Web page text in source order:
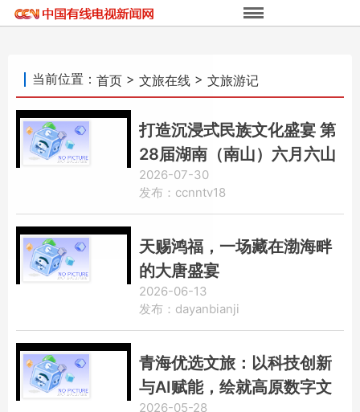
当前位置： 首页 > 文旅在线 > 文旅游记
打造沉浸式民族文化盛宴 第
28届湖南（南山）六月六山
歌节开幕
2026-07-30
发布：ccnntv18
天赐鸿福，一场藏在渤海畔
的大唐盛宴
2026-06-13
发布：dayanbianji
青海优选文旅：以科技创新
与AI赋能，绘就高原数字文
2026-05-28